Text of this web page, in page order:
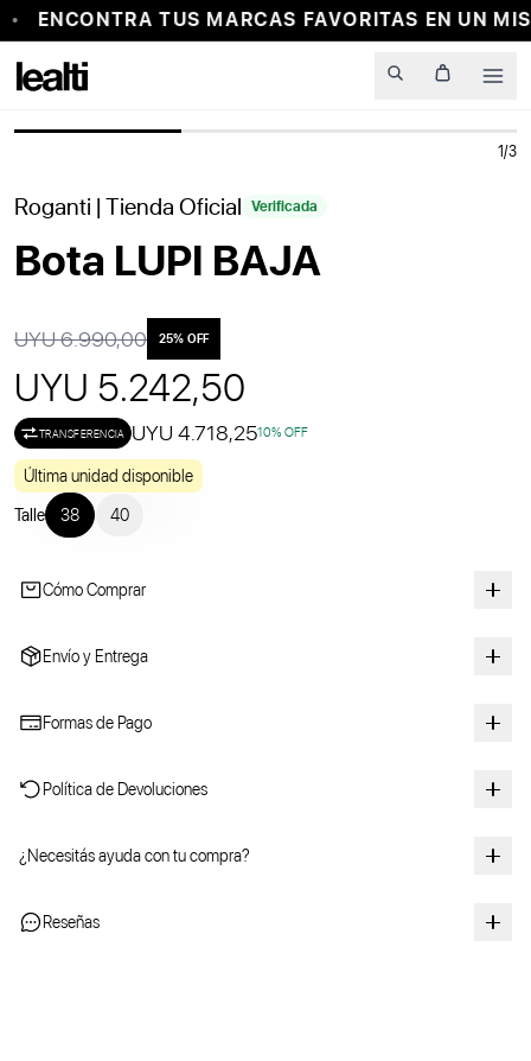
ENCONTRA TUS MARCAS FAVORITAS EN UN
PROBADOR VIRTUAL
1/3
Roganti | Tienda Oficial Verificada
Bota LUPI BAJA
UYU 6.990,00 25% OFF
UYU 5.242,50
TRANSFERENCIA UYU 4.718,2510% OFF
Última unidad disponible
Talle 38 40
Cómo Comprar
Envío y Entrega
Formas de Pago
Política de Devoluciones
¿Necesitás ayuda con tu compra?
Reseñas